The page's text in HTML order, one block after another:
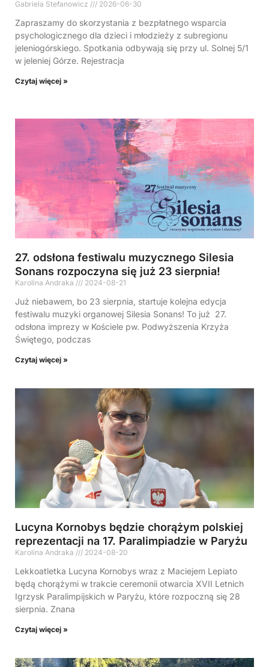
Gabriela Stefanowicz 2026-06-30
Zapraszamy do skorzystania z bezpłatnego wsparcia
psychologicznego dla dzieci i młodzieży z subregionu
jeleniogórskiego. Spotkania odbywają się przy ul. Solnej 5/1
w jeleniej Górze. Rejestracja
Czytaj więcej »
27. odsłona festiwalu muzycznego Silesia
Sonans rozpoczyna się już 23 sierpnia!
Karolina Andraka 2024-08-21
Już niebawem, bo 23 sierpnia, startuje kolejna edycja
festiwalu muzyki organowej Silesia Sonans! To już 27.
odsłona imprezy w Kościele pw. Podwyższenia Krzyża
Świętego, podczas
Czytaj więcej »
Lucyna Kornobys będzie chorążym polskiej
reprezentacji na 17. Paralimpiadzie w Paryżu
Karolina Andraka 2024-08-20
Lekkoatletka Lucyna Kornobys wraz z Maciejem Lepiato
będą chorążymi w trakcie ceremonii otwarcia XVII Letnich
Igrzysk Paralimpijskich w Paryżu, które rozpoczną się 28
sierpnia. Znana
Czytaj więcej »